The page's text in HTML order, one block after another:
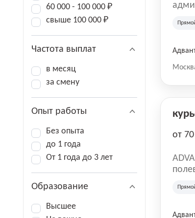
60 000 - 100 000 ₽
свыше 100 000 ₽
Частота выплат
в месяц
за смену
Опыт работы
Без опыта
до 1 года
От 1 года до 3 лет
Образование
Высшее
от
на